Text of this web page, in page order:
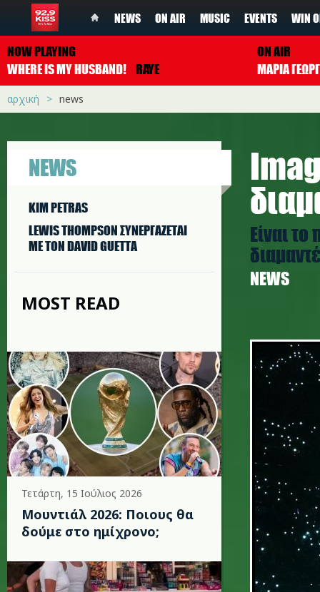
NEWS ON AIR MUSIC EVENTS WIN
NOW PLAYING
WHERE IS MY HUSBAND! RAYE
ON AIR
ΜΑΡΙΑ
αρχική news
NEWS
KIM PETRAS
LEWIS THOMPSON ΣΥΝΕΡΓAΖΕΤΑΙ
ΜΕ ΤΟΝ DAVID GUETTA
MOST READ
Τετάρτη, 15 Ιούλιος 2026
Μουντιάλ 2026: Ποιους θα
δούμε στο ημίχρονο;
Είναι
NEWS